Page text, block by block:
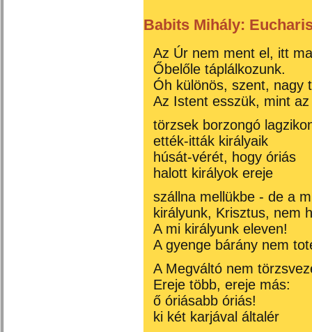
Babits Mihály:
Az Úr nem ment el, itt
Őbelőle táplálkozunk.
Óh különös, szent, nagy
Az Istent esszük, mint
törzsek borzongó
ették-itták királyaik
húsát-vérét, hogy óriás
halott királyok ereje
szállna mellükbe - de a
királyunk, Krisztus, nem
A mi királyunk eleven!
A gyenge bárány nem
A Megváltó nem
Ereje több, ereje más:
ő óriásabb óriás!
ki két karjával általér